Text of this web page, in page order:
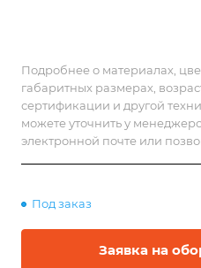
Подробнее о материалах,
габаритных размерах,
сертификации и другой
можете уточнить у
электронной почте или
Под заказ
Заявка на